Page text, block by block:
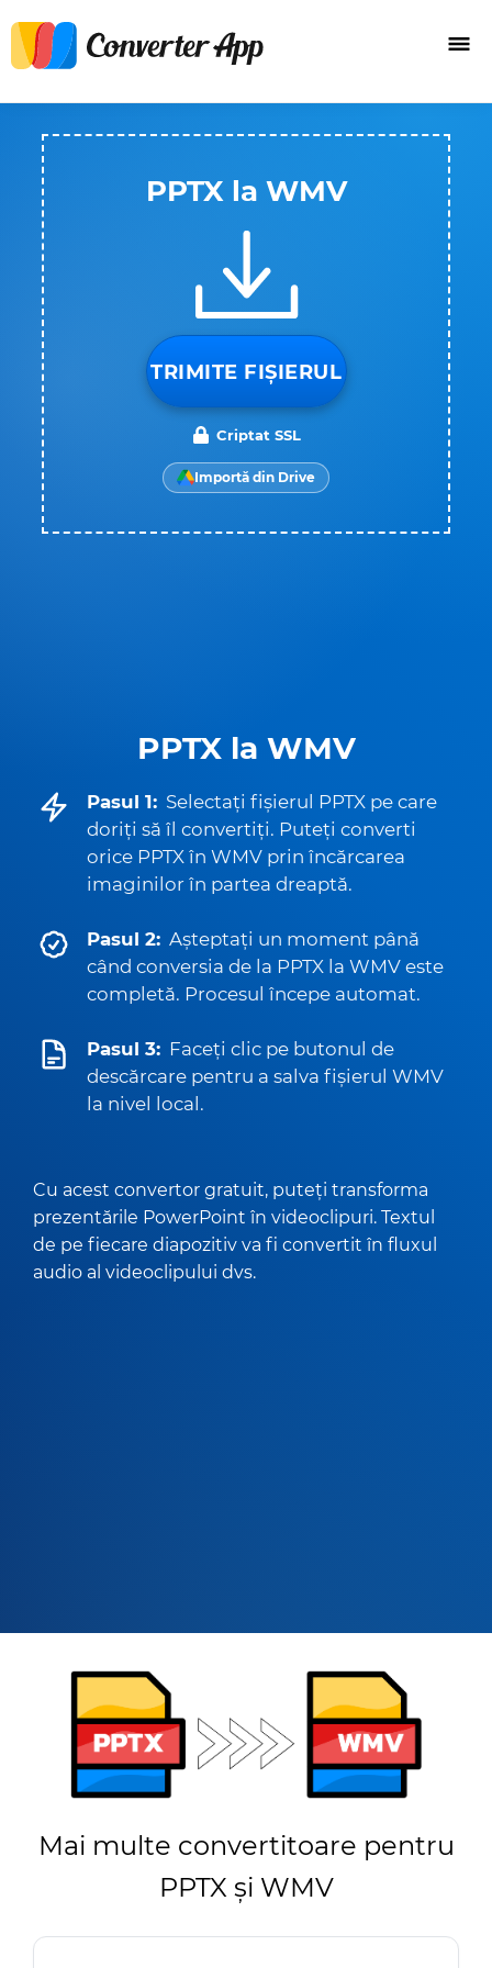
PPTX la WMV
Pasul 1: Selectați fișierul PPTX pe care
doriți să îl convertiți. Puteți converti
orice PPTX în WMV prin încărcarea
imaginilor în partea dreaptă.
Pasul 2: Așteptați un moment până
când conversia de la PPTX la WMV este
completă. Procesul începe automat.
Pasul 3: Faceți clic pe butonul de
descărcare pentru a salva fișierul WMV
la nivel local.
Cu acest convertor gratuit, puteți transforma
prezentările PowerPoint în videoclipuri. Textul
de pe fiecare diapozitiv va fi convertit în fluxul
audio al videoclipului dvs.
PPTX la WMV
TRIMITE FIȘIERUL
Criptat SSL
Importă din Drive
Mai multe convertitoare pentru
PPTX și WMV